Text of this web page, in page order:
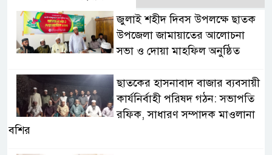
জুলাই শহীদ দিবস উপলক্ষে ছাতক
উপজেলা জামায়াতের আলোচনা
সভা ও দোয়া মাহফিল অনুষ্ঠিত
ছাতকের হাসনাবাদ বাজার ব্যবসায়ী
কার্যনির্বাহী পরিষদ গঠন: সভাপতি
রফিক, সাধারণ সম্পাদক মাওলানা
বশির